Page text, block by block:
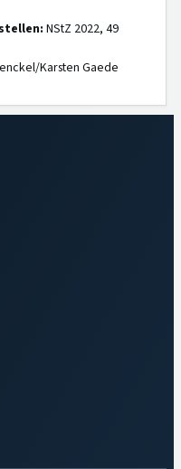
NStZ 2022, 49
Karsten Gaede